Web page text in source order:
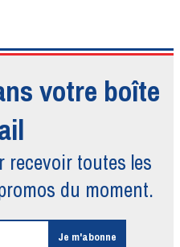
votre boîte
recevoir toutes les
du moment.